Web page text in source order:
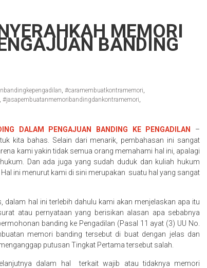
Cilacap/Boyolali/Grobogan/Jepara/Pati/
MEMORI
BANDING
, #caramembuatkontramemori,
, #jasapembuatanmemoribandingdankontramemori,
DALAM PENGAJUAN BANDING KE PENGADILAN
–
kita bahas. Selain dari menarik, pembahasan ini sangat
kami yakin tidak semua orang memahami hal ini, apalagi
Dan ada juga yang sudah duduk dan kuliah hukum
ini menurut kami di sini merupakan suatu hal yang sangat
hal ini terlebih dahulu kami akan menjelaskan apa itu
atau pernyataan yang berisikan alasan apa sebabnya
banding ke Pengadilan (Pasal 11 ayat (3) UU No.
memori banding tersebut di buat dengan jelas dan
putusan Tingkat Pertama tersebut salah.
dalam hal terkait wajib atau tidaknya memori